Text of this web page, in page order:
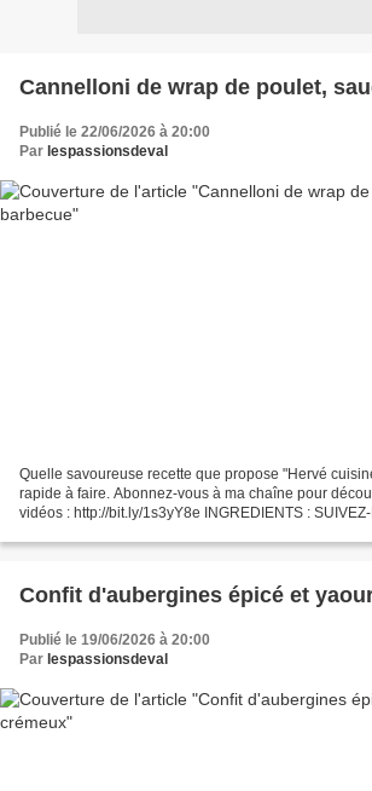
Cannelloni de wrap de poulet,
Publié le 22/06/2026 à 20:00
Par lespassionsdeval
Quelle savoureuse recette que propose "Hervé
rapide à faire. Abonnez-vous à ma chaîne pour
vidéos : http://bit.ly/1s3yY8e INGREDIENTS :
Confit d'aubergines épicé et
Publié le 19/06/2026 à 20:00
Par lespassionsdeval